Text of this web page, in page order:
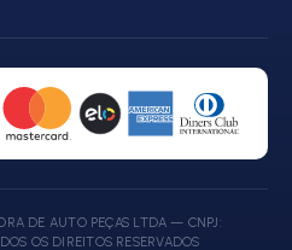
DE AUTO PEÇAS LTDA — CNPJ:
OS DIREITOS RESERVADOS